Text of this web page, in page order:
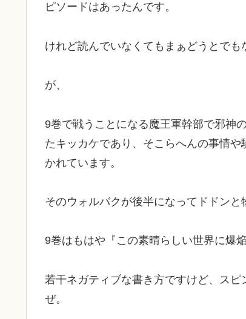
ピソードはあったんです。
けれど読んでいなくてもまぁどうとでも
が、
9巻で戦うことになる魔王軍幹部で邪神
たキッカケであり、そこらへんの事情
かれています。
そのウォルバクが後半になってドドンと
9巻はもはや『この素晴らしい世界に爆
若干ネガティブな書き方ですけど、ス
ぜ。